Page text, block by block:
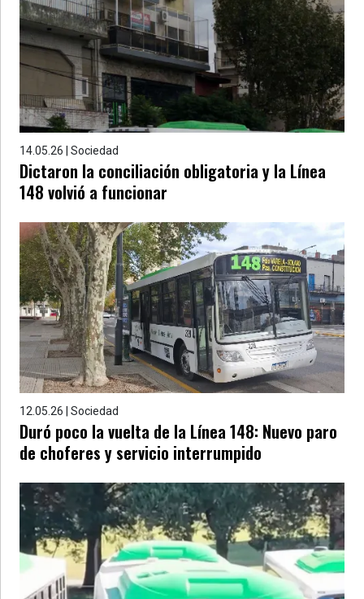
Provincia
Salud
Cultura
Educación
Gestión
Sociedad
14.05.26 | Sociedad
Dictaron la conciliación obligatoria y la Línea
148 volvió a funcionar
12.05.26 | Sociedad
Duró poco la vuelta de la Línea 148: Nuevo paro
de choferes y servicio interrumpido